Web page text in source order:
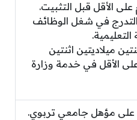
الأقل قبل التثبيت.
التدرج في شغل الوظائف
التعليمية.
ميلاديتين اثنتين
الأقل في خدمة وزارة
مؤهل جامعي تربوي.